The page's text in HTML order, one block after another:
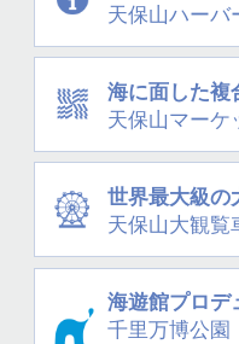
天保山ハーバ
海に面した複
天保山マーケ
世界最大級の
天保山大観覧
海遊館プロデ
千里万博公園